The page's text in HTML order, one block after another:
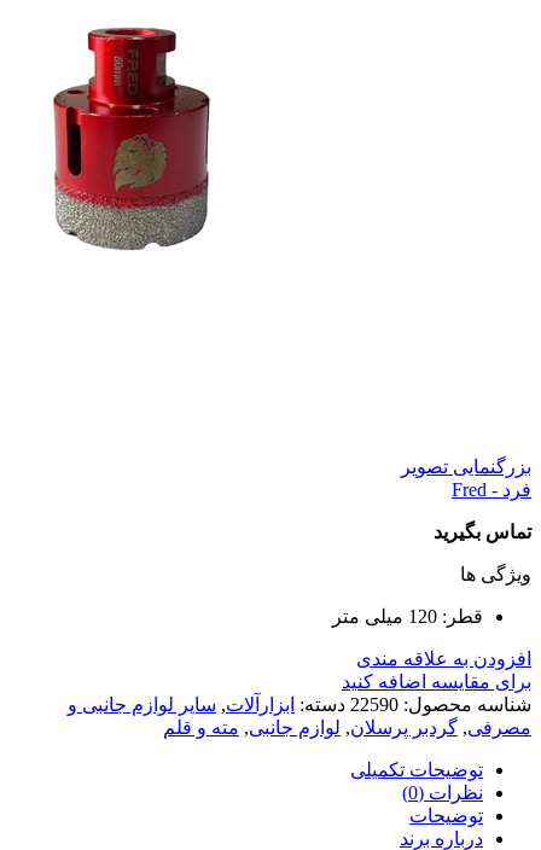
بزرگنمایی تصویر
فرد - Fred
تماس بگیرید
ویژگی ها
قطر: 120 میلی متر
افزودن به علاقه مندی
برای مقایسه اضافه کنید
شناسه محصول: 22590 دسته: ابزارآلات, سایر لوازم جانبی و
مصرفی, گردبر پرسلان, لوازم جانبی, مته و قلم
توضیحات تکمیلی
نظرات (0)
توضیحات
درباره برند